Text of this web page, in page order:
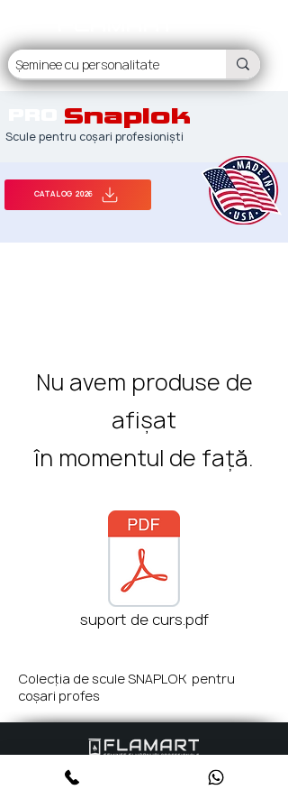
cu
Snaplok
Scule pentru coșari profesioniști
CATALOG 2026
Nu avem produse de
afișat
în momentul de față.
suport de curs.pdf
Colecția de scule SNAPLOK pentru
coșari profes